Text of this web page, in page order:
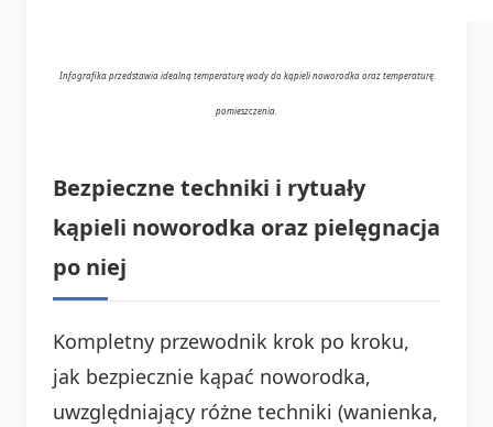
Infografika przedstawia idealną temperaturę wody do kąpieli noworodka oraz temperaturę
pomieszczenia.
Bezpieczne techniki i rytuały
kąpieli noworodka oraz pielęgnacja
po niej
Kompletny przewodnik krok po kroku,
jak bezpiecznie kąpać noworodka,
uwzględniający różne techniki (wanienka,